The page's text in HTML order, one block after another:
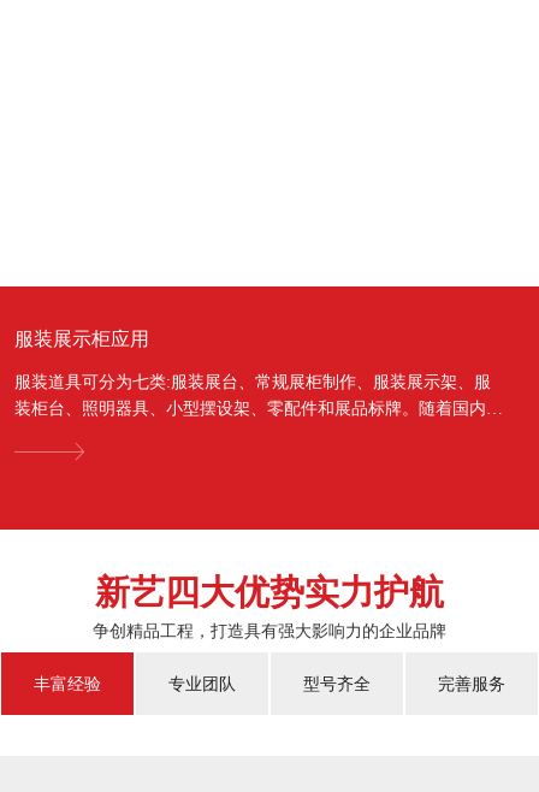
服装展示柜应用
服装道具可分为七类:服装展台、常规展柜制作、服装展示架、服
装柜台、照明器具、小型摆设架、零配件和展品标牌。随着国内经
新艺四大优势实力护航
争创精品工程，打造具有强大影响力的企业品牌
丰富经验 专业团队 型号齐全 完善服务